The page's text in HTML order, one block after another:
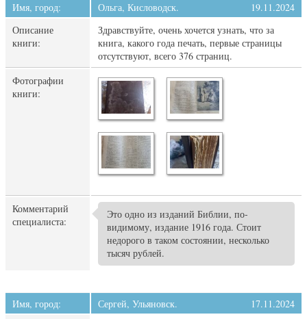
Имя, город: Ольга, Кисловодск.
19.11.2024
Описание
книги:
Здравствуйте, очень хочется узнать, что за
книга, какого года печать, первые страницы
отсутствуют, всего 376 страниц.
Фотографии
книги:
Комментарий
специалиста:
Это одно из изданий Библии, по-
видимому, издание 1916 года. Стоит
недорого в таком состоянии, несколько
тысяч рублей.
Имя, город: Сергей, Ульяновск.
17.11.2024